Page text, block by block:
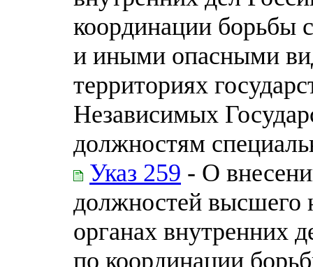
координации борьбы
и иными опасными
территориях
Независимых
должностям
Указ 259 - О
должностей высшего
органах внутренних
по координации